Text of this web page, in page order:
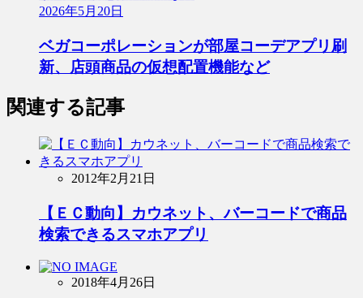
2026年5月20日
ベガコーポレーションが部屋コーデアプリ刷
新、店頭商品の仮想配置機能など
関連する記事
2012年2月21日
【ＥＣ動向】カウネット、バーコードで商品
検索できるスマホアプリ
2018年4月26日